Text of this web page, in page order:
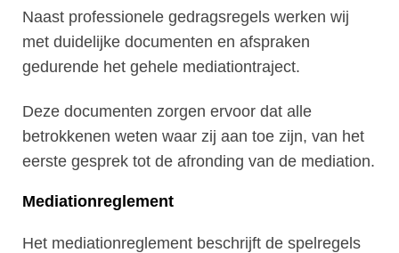
Naast professionele gedragsregels werken wij
met duidelijke documenten en afspraken
gedurende het gehele mediationtraject.
Deze documenten zorgen ervoor dat alle
betrokkenen weten waar zij aan toe zijn, van het
eerste gesprek tot de afronding van de mediation.
Mediationreglement
Het mediationreglement beschrijft de spelregels